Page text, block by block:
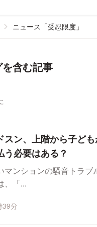
ニュース「受忍限度」
含む記事
スン、上階から子ど
必要はある？
ンションの騒音トラブ
、「...
39分